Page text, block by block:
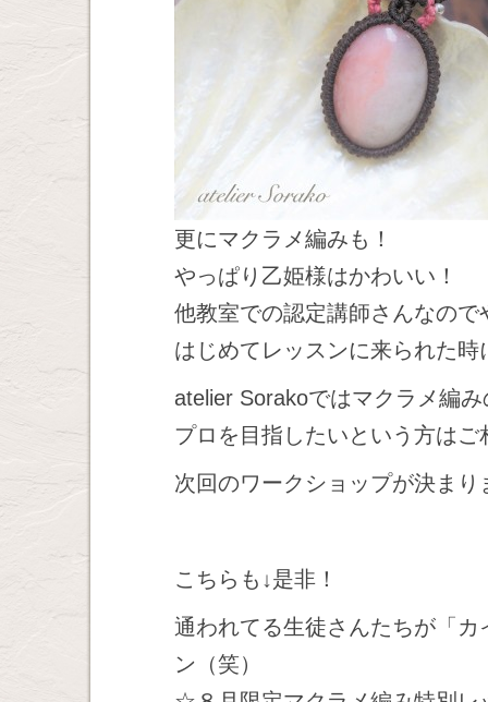
更にマクラメ編みも！
やっぱり乙姫様はかわいい！
他教室での認定講師さんなの
はじめてレッスンに来られた
atelier Sorakoではマクラメ編
プロを目指したいという方はご
次回のワークショップが決ま
こちらも↓是非！
通われてる生徒さんたちが「
ン（笑）